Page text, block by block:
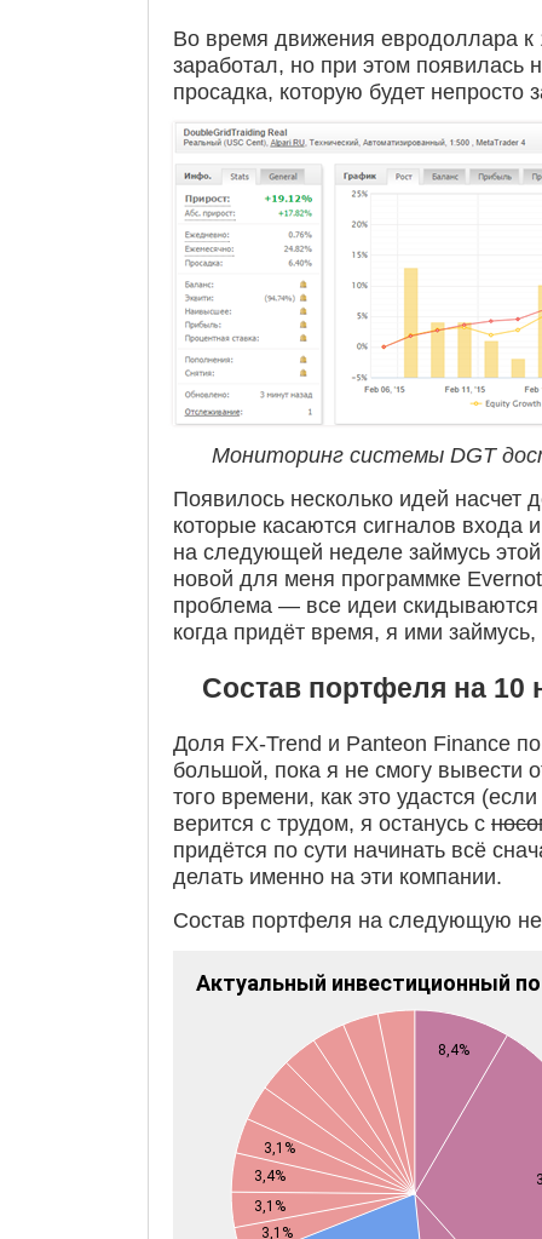
Во время движения евродоллара к
заработал, но при этом
просадка, которую будет непросто
Мониторинг системы DGT
Появилось несколько идей насчет
которые касаются сигналов входа
на следующей неделе займусь
новой для меня программке
проблема — все идеи
когда придёт время, я ими
Состав портфеля на 10
Доля FX-Trend и Panteon Finance
большой, пока я не смогу вывести
того времени, как это удастся
верится с трудом, я останусь с
придётся по сути начинать всё
делать именно на эти компании.
Состав портфеля на следующую